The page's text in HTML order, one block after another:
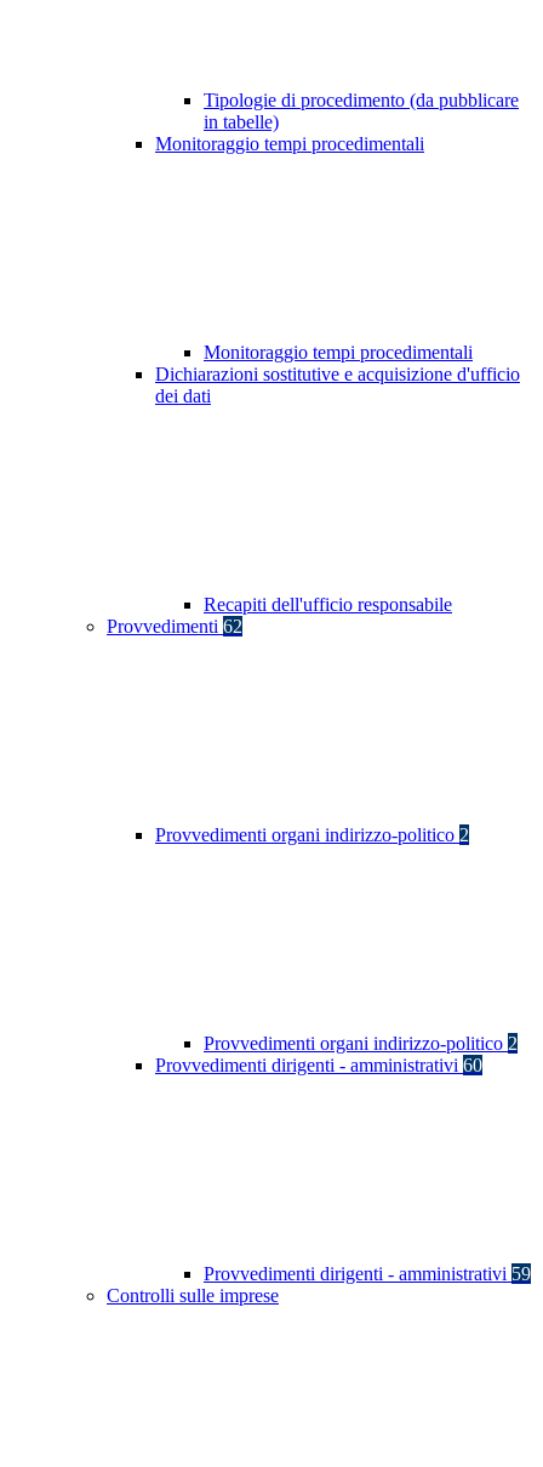
Tipologie di procedimento (da pubblicare
in tabelle)
Monitoraggio tempi procedimentali
Monitoraggio tempi procedimentali
Dichiarazioni sostitutive e acquisizione d'ufficio
dei dati
Recapiti dell'ufficio responsabile
Provvedimenti 62
Provvedimenti organi indirizzo-politico 2
Provvedimenti organi indirizzo-politico 2
Provvedimenti dirigenti - amministrativi 60
Provvedimenti dirigenti - amministrativi 59
Controlli sulle imprese